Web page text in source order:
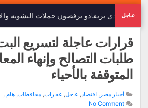
عاجل
أعضاء نادي بريفادو يرفضون حملات التشويه
قرارات عاجلة لتسريع
طلبات التصالح وإنهاء
المتوقفة بالأحياء
أخبار مصر , اقتصاد, عاجل, عقارات, محافظات, هام ,
No Comment